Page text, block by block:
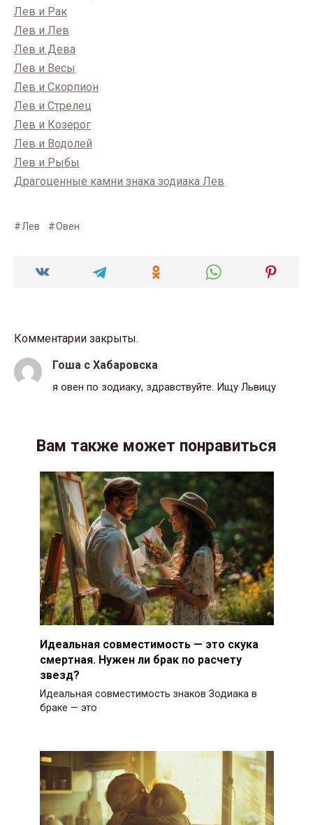
Лев и Рак
Лев и Лев
Лев и Дева
Лев и Весы
Лев и Скорпион
Лев и Стрелец
Лев и Козерог
Лев и Водолей
Лев и Рыбы
Драгоценные камни знака зодиака Лев
Лев Овен
Комментарии закрыты.
Гоша с Хабаровска
я овен по зодиаку, здравствуйте. Ищу Львицу
Вам также может понравиться
Идеальная совместимость — это скука
смертная. Нужен ли брак по расчету
звезд?
Идеальная совместимость знаков Зодиака в
браке — это